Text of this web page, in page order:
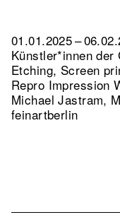
01.01.2025 –
Künstler*innen
Etching, Screen
Repro Impression
Michael Jastram,
feinartberlin